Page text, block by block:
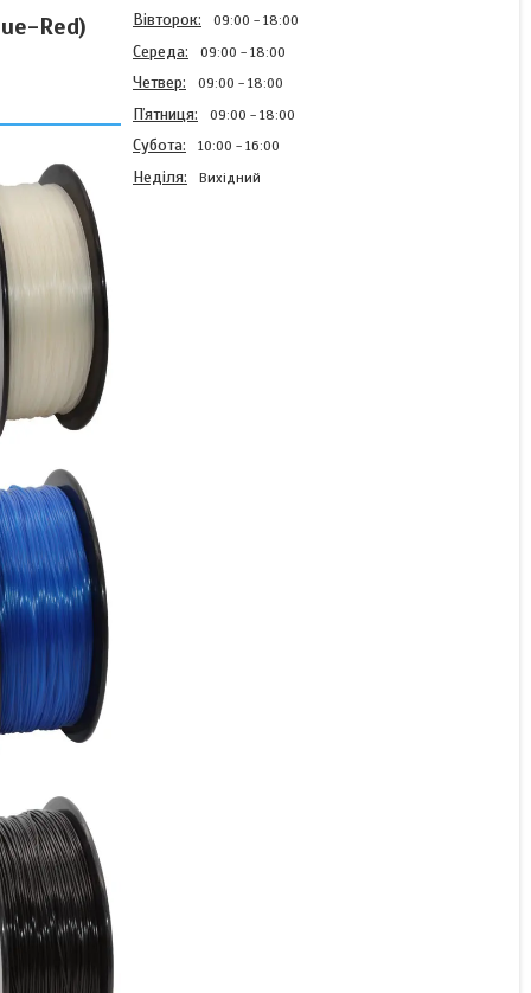
Red) Вівторок 09:00 18:00
Середа 09:00 18:00
Четвер 09:00 18:00
Пʼятниця 09:00 18:00
Субота 10:00 16:00
Неділя Вихідний